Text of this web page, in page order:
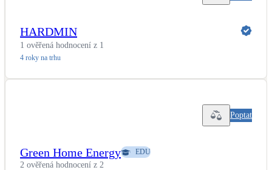
Zelená střecha
Vegetační střechy
Větrné elektrárny
HARDMIN
1 ověřená hodnocení z 1
4 roky na trhu
Poptat
Green Home Energy EDU
2 ověřená hodnocení z 2